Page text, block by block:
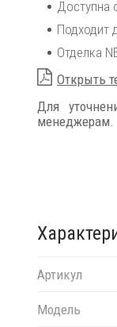
Доступна
Подходит
Отделка
Открыть
Для
менеджерам.
Артикул
Модель